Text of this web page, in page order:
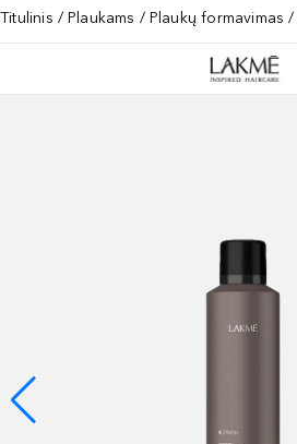
Titulinis Plaukams Plaukų formavimas